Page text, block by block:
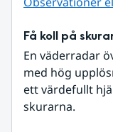
Få koll på
En väderradar
med hög
ett värdefullt
skurarna.